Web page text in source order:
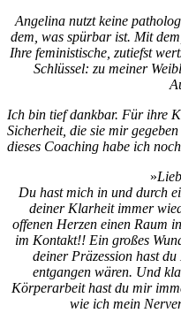
Angelina nutzt keine
dem, was spürbar ist. Mit
Ihre feministische, zutiefst
Schlüssel: zu meiner
Ich bin tief dankbar. Für ihre
Sicherheit, die sie mir
dieses Coaching habe ich
»
Du hast mich in und durch
deiner Klarheit immer
offenen Herzen einen Raum
im Kontakt!! Ein großes
deiner Präzession hast
entgangen wären. Und
Körperarbeit hast du mir
wie ich mein